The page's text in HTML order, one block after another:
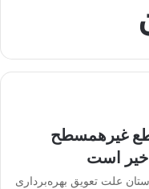
غیرهمسطح
است
علت تعویق بهره‌برداری